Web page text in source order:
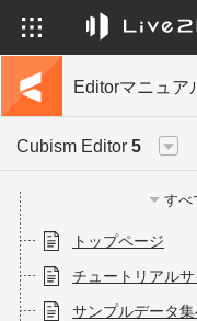
Editorマニュア
Cubism Editor 5
すべ
トップページ
チュートリアル
サンプルデータ